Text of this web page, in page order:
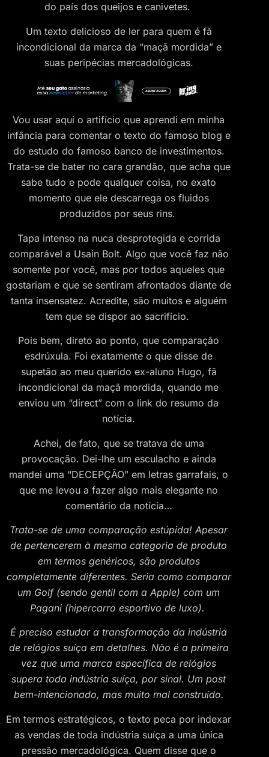
do país dos queijos e canivetes.
Um texto delicioso de ler para quem é fã
incondicional da marca da “maçã mordida” e
suas peripécias mercadológicas.
Vou usar aqui o artifício que aprendi em minha
infância para comentar o texto do famoso blog e
do estudo do famoso banco de investimentos.
Trata-se de bater no cara grandão, que acha que
sabe tudo e pode qualquer coisa, no exato
momento que ele descarrega os fluidos
produzidos por seus rins.
Tapa intenso na nuca desprotegida e corrida
comparável a Usain Bolt. Algo que você faz não
somente por você, mas por todos aqueles que
gostariam e que se sentiram afrontados diante de
tanta insensatez. Acredite, são muitos e alguém
tem que se dispor ao sacrifício.
Pois bem, direto ao ponto, que comparação
esdrúxula. Foi exatamente o que disse de
supetão ao meu querido ex-aluno Hugo, fã
incondicional da maçã mordida, quando me
enviou um “direct” com o link do resumo da
notícia.
Achei, de fato, que se tratava de uma
provocação. Dei-lhe um esculacho e ainda
mandei uma “DECEPÇÃO” em letras garrafais, o
que me levou a fazer algo mais elegante no
comentário da notícia…
Trata-se de uma comparação estúpida! Apesar
de pertencerem à mesma categoria de produto
em termos genéricos, são produtos
completamente diferentes. Seria como comparar
um Golf (sendo gentil com a Apple) com um
Pagani (hipercarro esportivo de luxo).
É preciso estudar a transformação da indústria
de relógios suíça em detalhes. Não é a primeira
vez que uma marca específica de relógios
supera toda indústria suíça, por sinal. Um post
bem-intencionado, mas muito mal construído.
Em termos estratégicos, o texto peca por indexar
as vendas de toda indústria suíça a uma única
pressão mercadológica. Quem disse que o